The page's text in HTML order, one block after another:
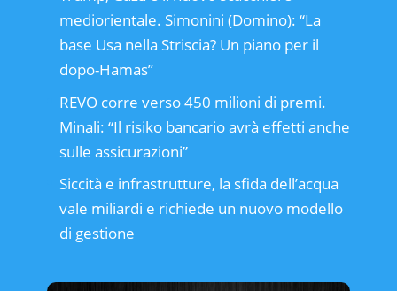
mediorientale. Simonini (Domino): “La
base Usa nella Striscia? Un piano per il
dopo-Hamas”
REVO corre verso 450 milioni di premi.
Minali: “Il risiko bancario avrà effetti anche
sulle assicurazioni”
Siccità e infrastrutture, la sfida dell’acqua
vale miliardi e richiede un nuovo modello
di gestione